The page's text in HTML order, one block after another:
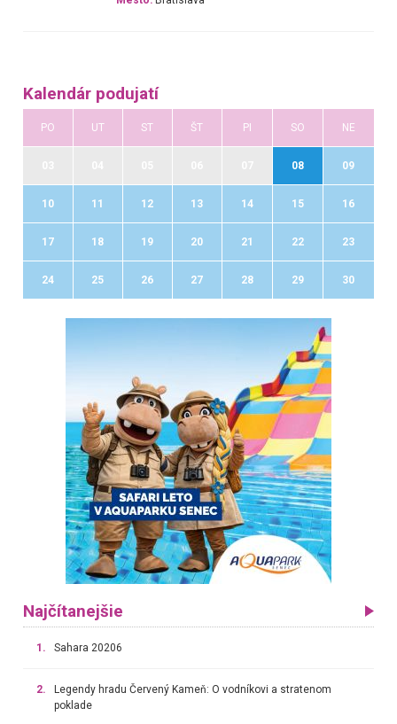
Kalendár podujatí
PO UT ST ŠT PI SO NE
08 09
10 11 12 13 14 15 16
17 18 19 20 21 22 23
24 25 26 27 28 29 30
Najčítanejšie
1. Sahara 20206
2.
Legendy hradu Červený Kameň: O vodníkovi a stratenom
poklade